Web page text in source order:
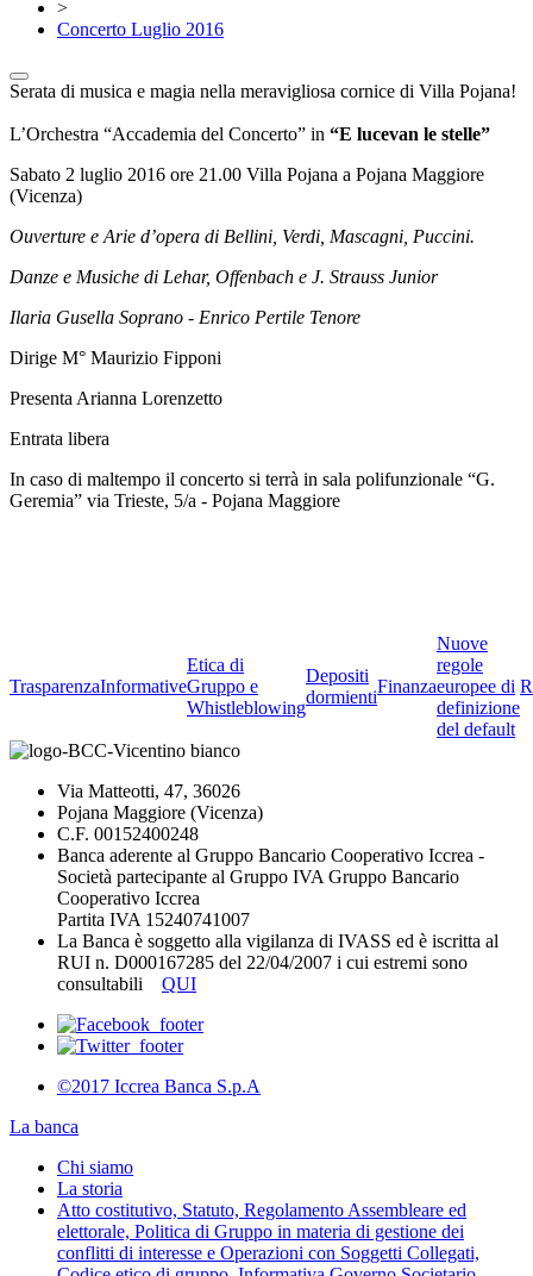
>
Concerto Luglio 2016
Serata di musica e magia nella meravigliosa cornice di Villa Pojana!
L’Orchestra “Accademia del Concerto” in “E lucevan le stelle”
Sabato 2 luglio 2016 ore 21.00 Villa Pojana a Pojana Maggiore
(Vicenza)
Ouverture e Arie d’opera di Bellini, Verdi, Mascagni, Puccini.
Danze e Musiche di Lehar, Offenbach e J. Strauss Junior
Ilaria Gusella Soprano - Enrico Pertile Tenore
Dirige M° Maurizio Fipponi
Presenta Arianna Lorenzetto
Entrata libera
In caso di maltempo il concerto si terrà in sala polifunzionale “G.
Geremia” via Trieste, 5/a - Pojana Maggiore
TrasparenzaInformative
Etica di
Gruppo e
Whistleblowing
Depositi
dormienti
Finanza
Nuove
regole
europee di
definizione
del default
Via Matteotti, 47, 36026
Pojana Maggiore (Vicenza)
C.F. 00152400248
Banca aderente al Gruppo Bancario Cooperativo Iccrea -
Società partecipante al Gruppo IVA Gruppo Bancario
Cooperativo Iccrea
Partita IVA 15240741007
La Banca è soggetto alla vigilanza di IVASS ed è iscritta al
RUI n. D000167285 del 22/04/2007 i cui estremi sono
consultabili QUI
©2017 Iccrea Banca S.p.A
La banca
Chi siamo
La storia
Atto costitutivo, Statuto, Regolamento Assembleare ed
elettorale, Politica di Gruppo in materia di gestione dei
conflitti di interesse e Operazioni con Soggetti Collegati,